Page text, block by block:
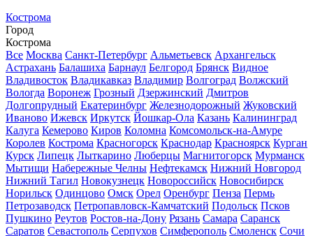
Кострома
Город
Кострома
Все Москва Санкт-Петербург Альметьевск Архангельск
Астрахань Балашиха Барнаул Белгород Брянск Видное
Владивосток Владикавказ Владимир Волгоград Волжский
Вологда Воронеж Грозный Дзержинский Дмитров
Долгопрудный Екатеринбург Железнодорожный Жуковский
Иваново Ижевск Иркутск Йошкар-Ола Казань Калининград
Калуга Кемерово Киров Коломна Комсомольск-на-Амуре
Королев Кострома Красногорск Краснодар Красноярск Курган
Курск Липецк Лыткарино Люберцы Магнитогорск Мурманск
Мытищи Набережные Челны Нефтекамск Нижний Новгород
Нижний Тагил Новокузнецк Новороссийск Новосибирск
Норильск Одинцово Омск Орел Оренбург Пенза Пермь
Петрозаводск Петропавловск-Камчатский Подольск Псков
Пушкино Реутов Ростов-на-Дону Рязань Самара Саранск
Саратов Севастополь Серпухов Симферополь Смоленск Сочи